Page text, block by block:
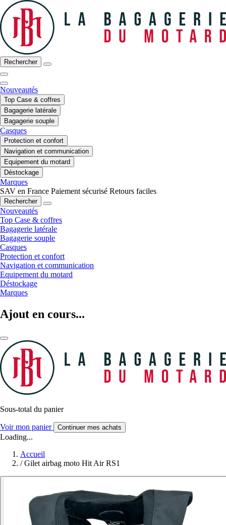
Rechercher
Nouveautés
Top Case & coffres
Bagagerie latérale
Bagagerie souple
Casques
Protection et confort
Navigation et communication
Equipement du motard
Déstockage
Marques
SAV en France Paiement sécurisé Retours faciles
Rechercher
Nouveautés
Top Case & coffres
Bagagerie latérale
Bagagerie souple
Casques
Protection et confort
Navigation et communication
Equipement du motard
Déstockage
Marques
Ajout en cours...
Sous-total du panier
Voir mon panier Continuer mes achats
Loading...
Accueil
/ Gilet airbag moto Hit Air RS1